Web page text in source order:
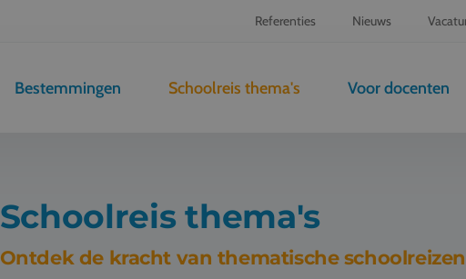
Referenties Nieuws
Bestemmingen Schoolreis thema's Voor docenten
Schoolreis thema's
Ontdek de kracht van thematische schoolreizen